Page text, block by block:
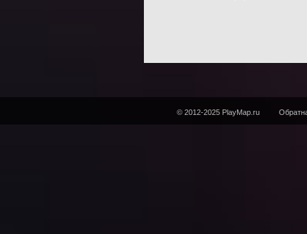
© 2012-2025 PlayMap.ru